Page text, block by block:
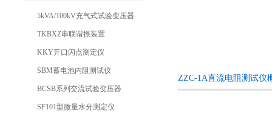
ZZC-1A直流电阻测试仪
5kVA/100kV充气式试验变压器
TKBXZ串联谐振装置
KKY开口闪点测定仪
SBM蓄电池内阻测试仪
BCSB系列交流试验变压器
SF101型微量水分测定仪